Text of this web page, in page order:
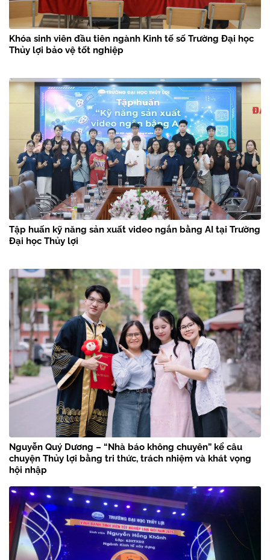
Khóa sinh viên đầu tiên ngành Kinh tế số Trường Đại học
Thủy lợi bảo vệ tốt nghiệp
Tập huấn kỹ năng sản xuất video ngắn bằng AI tại Trường
Đại học Thủy lợi
Nguyễn Quý Dương – “Nhà báo không chuyên” kể câu
chuyện Thủy lợi bằng tri thức, trách nhiệm và khát vọng
hội nhập